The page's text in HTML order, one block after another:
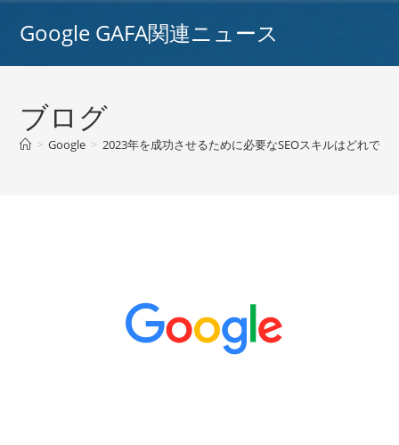
Google GAFA関連ニュース
ブログ
> Google > 2023年を成功させるために必要なSEOスキルはどれで